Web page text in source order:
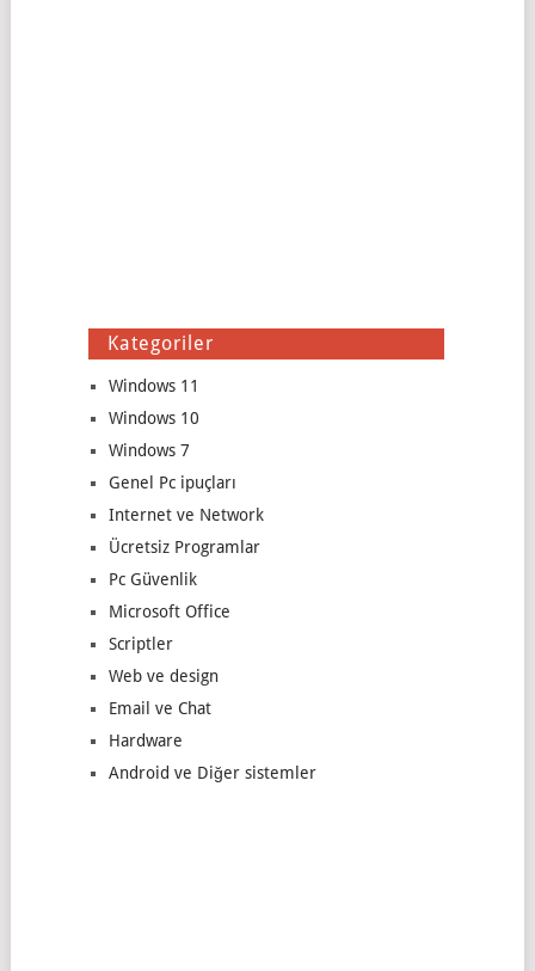
Kategoriler
Windows 11
Windows 10
Windows 7
Genel Pc ipuçları
Internet ve Network
Ücretsiz Programlar
Pc Güvenlik
Microsoft Office
Scriptler
Web ve design
Email ve Chat
Hardware
Android ve Diğer sistemler